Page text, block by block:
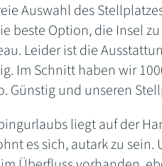
Auswahl des
beste Option, die Insel
Leider ist die
Im Schnitt haben wir
Günstig und unseren
liegt auf der
es sich, autark zu sein.